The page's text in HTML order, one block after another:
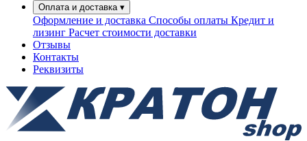
Оплата и доставка ▾
Оформление и доставка Способы оплаты Кредит и
лизинг Расчет стоимости доставки
Отзывы
Контакты
Реквизиты